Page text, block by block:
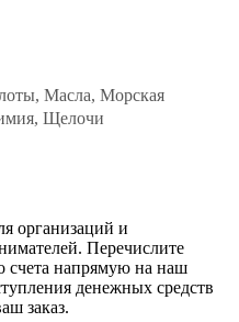
Масла, Морская
Щелочи
организаций и
Перечислите
счета напрямую на наш
денежных средств
заказ.